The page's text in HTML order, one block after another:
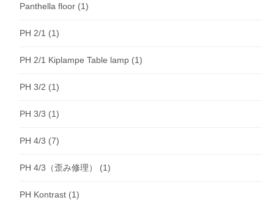
Panthella floor (1)
PH 2/1 (1)
PH 2/1 Kiplampe Table lamp (1)
PH 3/2 (1)
PH 3/3 (1)
PH 4/3 (7)
PH 4/3（歪み修理） (1)
PH Kontrast (1)